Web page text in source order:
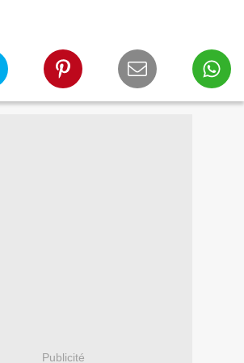
Publicité